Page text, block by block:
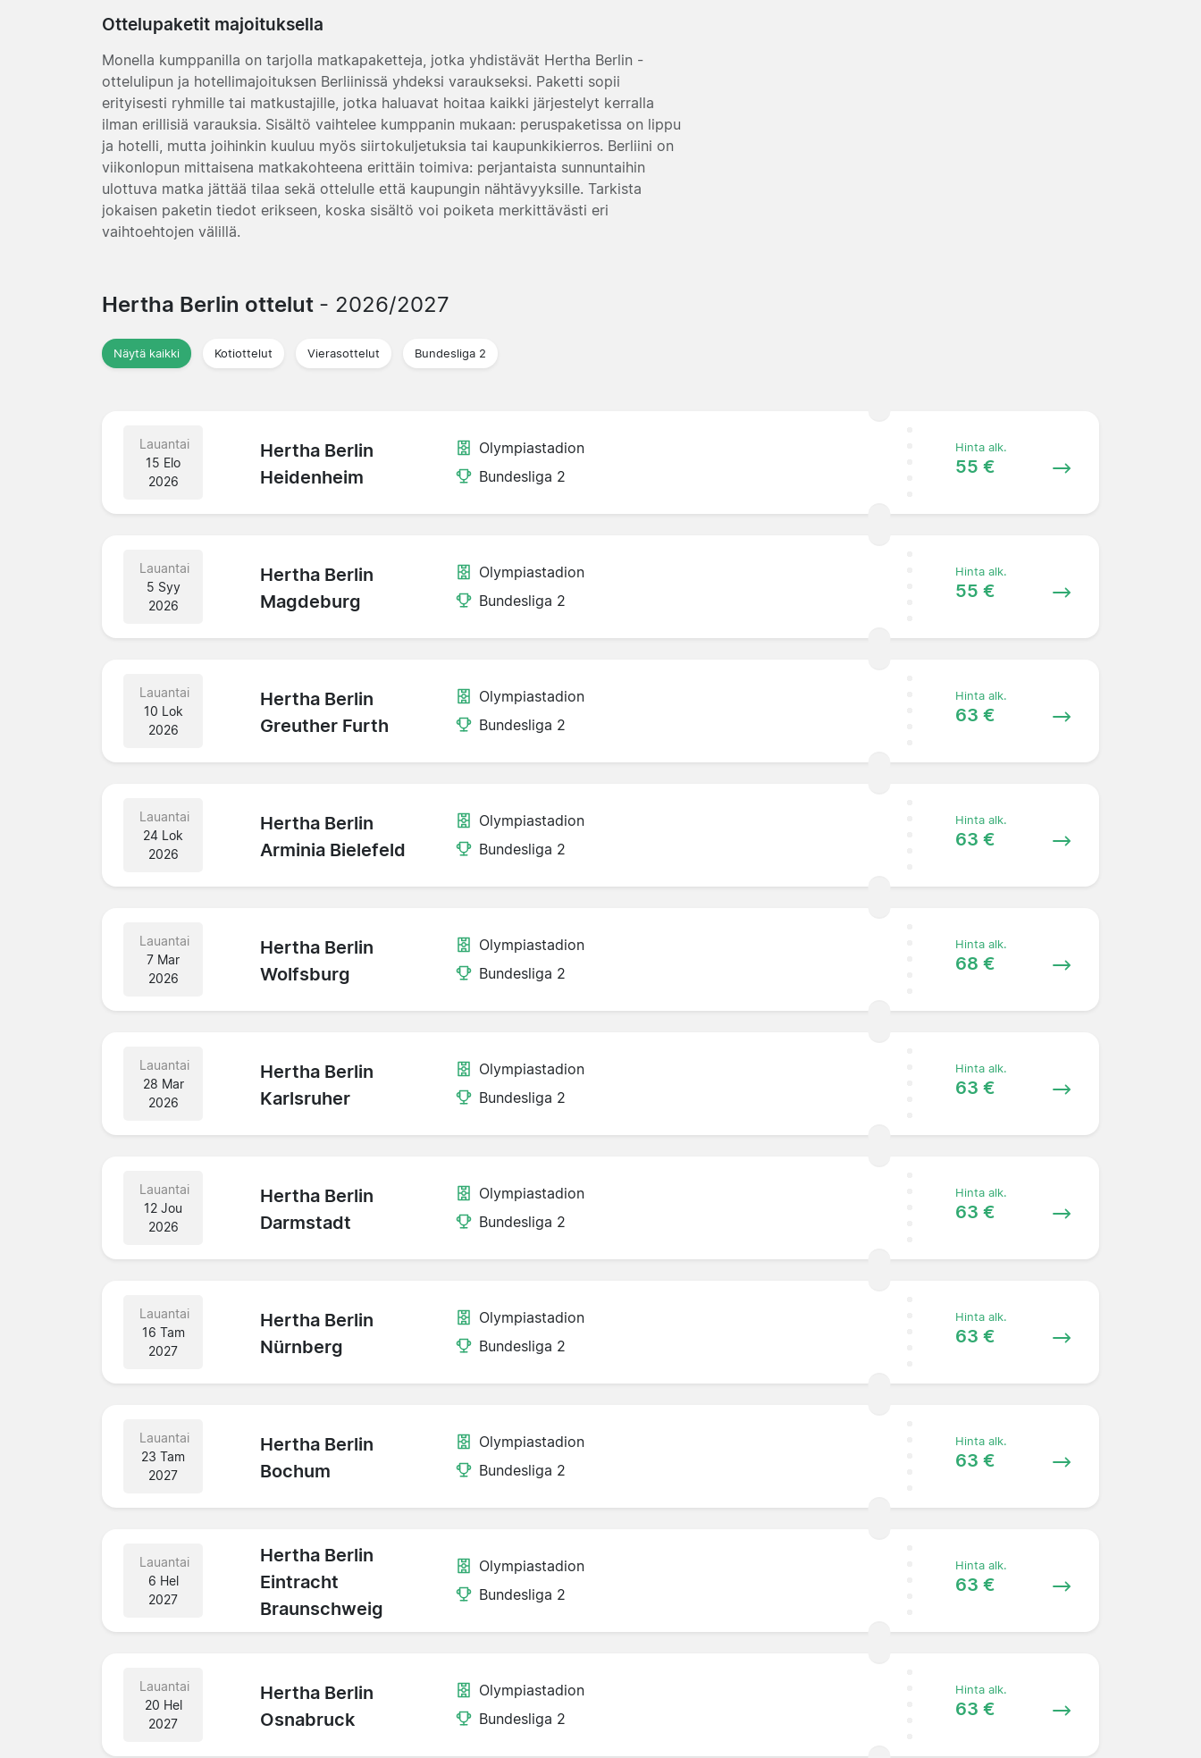
Ottelupaketit majoituksella
Monella kumppanilla on tarjolla matkapaketteja, jotka yhdistävät Hertha Berlin -
ottelulipun ja hotellimajoituksen Berliinissä yhdeksi varaukseksi. Paketti sopii
erityisesti ryhmille tai matkustajille, jotka haluavat hoitaa kaikki järjestelyt kerralla
ilman erillisiä varauksia. Sisältö vaihtelee kumppanin mukaan: peruspaketissa on lippu
ja hotelli, mutta joihinkin kuuluu myös siirtokuljetuksia tai kaupunkikierros. Berliini on
viikonlopun mittaisena matkakohteena erittäin toimiva: perjantaista sunnuntaihin
ulottuva matka jättää tilaa sekä ottelulle että kaupungin nähtävyyksille. Tarkista
jokaisen paketin tiedot erikseen, koska sisältö voi poiketa merkittävästi eri
vaihtoehtojen välillä.
Hertha Berlin ottelut - 2026/2027
Näytä kaikki Kotiottelut Vierasottelut Bundesliga 2
Lauantai
15 Elo
2026
Hertha Berlin
Heidenheim
Olympiastadion
Bundesliga 2
Hinta alk.
55 €
Lauantai
5 Syy
2026
Hertha Berlin
Magdeburg
Olympiastadion
Bundesliga 2
Hinta alk.
55 €
Lauantai
10 Lok
2026
Hertha Berlin
Greuther Furth
Olympiastadion
Bundesliga 2
Hinta alk.
63 €
Lauantai
24 Lok
2026
Hertha Berlin
Arminia Bielefeld
Olympiastadion
Bundesliga 2
Hinta alk.
63 €
Lauantai
7 Mar
2026
Hertha Berlin
Wolfsburg
Olympiastadion
Bundesliga 2
Hinta alk.
68 €
Lauantai
28 Mar
2026
Hertha Berlin
Karlsruher
Olympiastadion
Bundesliga 2
Hinta alk.
63 €
Lauantai
12 Jou
2026
Hertha Berlin
Darmstadt
Olympiastadion
Bundesliga 2
Hinta alk.
63 €
Lauantai
16 Tam
2027
Hertha Berlin
Nürnberg
Olympiastadion
Bundesliga 2
Hinta alk.
63 €
Lauantai
23 Tam
2027
Hertha Berlin
Bochum
Olympiastadion
Bundesliga 2
Hinta alk.
63 €
Lauantai
6 Hel
2027
Hertha Berlin
Eintracht
Braunschweig
Olympiastadion
Bundesliga 2
Hinta alk.
63 €
Lauantai
20 Hel
2027
Hertha Berlin
Osnabruck
Olympiastadion
Bundesliga 2
Hinta alk.
63 €